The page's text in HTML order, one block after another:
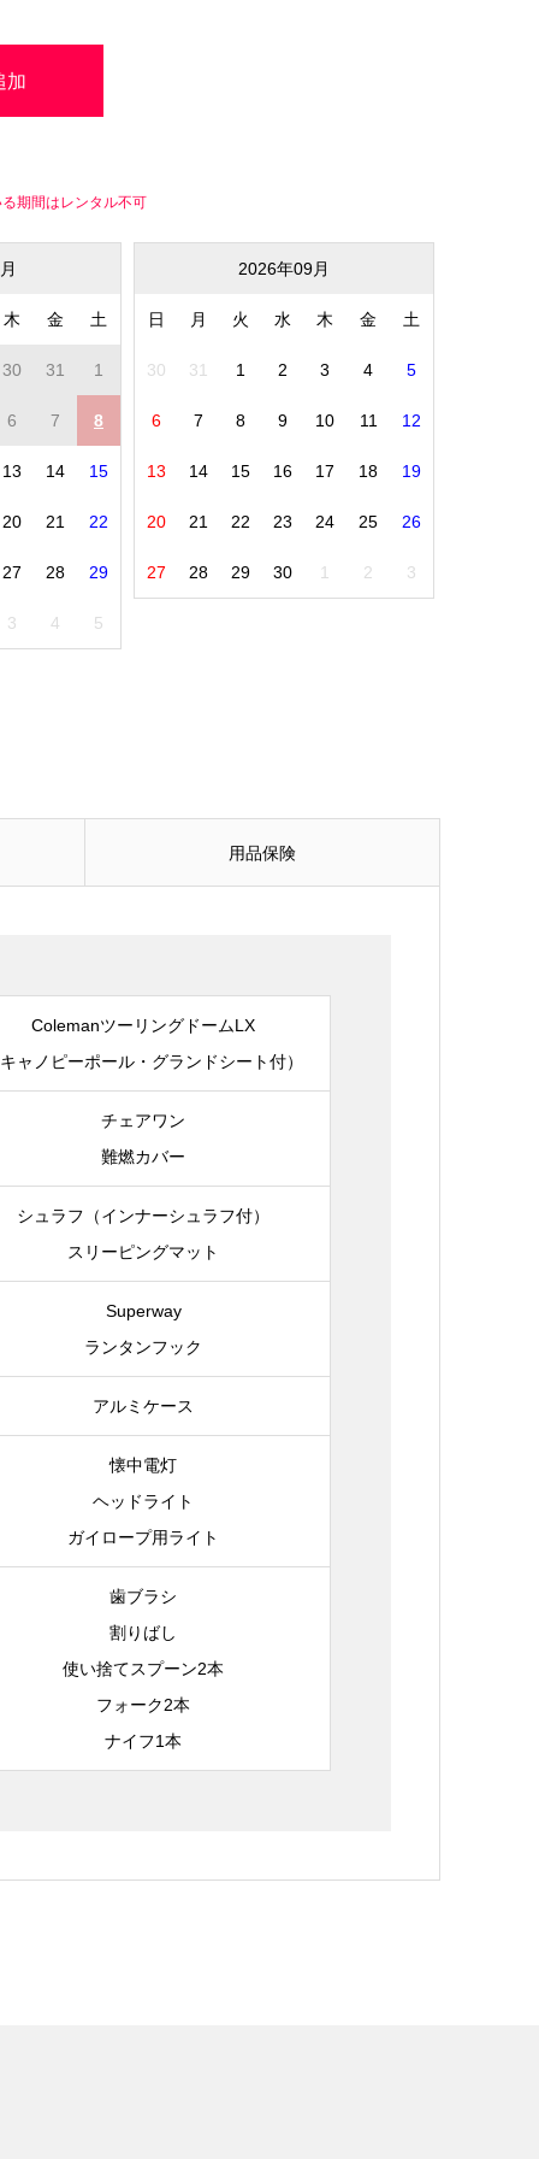
期間はレンタル不可
木 金 土
30 31 1
6 7 8
13 14 15
20 21 22
27 28 29
3 4 5
2026年09月
日 月 火 水 木 金 土
30 31 1 2 3 4 5
6 7 8 9 10 11 12
13 14 15 16 17 18 19
20 21 22 23 24 25 26
27 28 29 30 1 2 3
用品保険
ColemanツーリングドームLX
ャノピーポール・グランドシート付）
チェアワン
難燃カバー
シュラフ（インナーシュラフ付）
スリーピングマット
Superway
ランタンフック
アルミケース
懐中電灯
ヘッドライト
ガイロープ用ライト
歯ブラシ
割りばし
使い捨てスプーン2本
フォーク2本
ナイフ1本